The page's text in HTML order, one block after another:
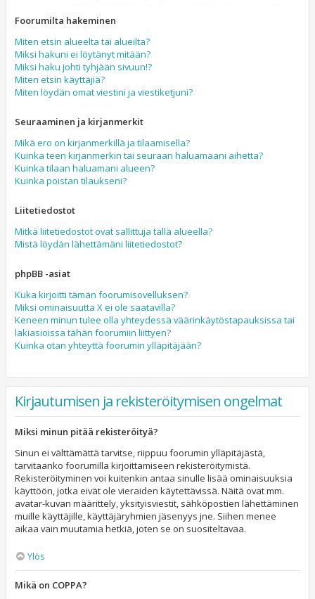
Foorumilta hakeminen
Miten etsin alueelta tai alueilta?
Miksi hakuni ei löytänyt mitään?
Miksi haku johti tyhjään sivuun!?
Miten etsin käyttäjiä?
Miten löydän omat viestini ja viestiketjuni?
Seuraaminen ja kirjanmerkit
Mikä ero on kirjanmerkillä ja tilaamisella?
Kuinka teen kirjanmerkin tai seuraan haluamaani aihetta?
Kuinka tilaan haluamani alueen?
Kuinka poistan tilaukseni?
Liitetiedostot
Mitkä liitetiedostot ovat sallittuja tällä alueella?
Mistä löydän lähettämäni liitetiedostot?
phpBB -asiat
Kuka kirjoitti tämän foorumisovelluksen?
Miksi ominaisuutta X ei ole saatavilla?
Keneen minun tulee olla yhteydessä väärinkäytöstapauksissa tai
lakiasioissa tähän foorumiin liittyen?
Kuinka otan yhteyttä foorumin ylläpitäjään?
Kirjautumisen ja rekisteröitymisen ongelmat
Miksi minun pitää rekisteröityä?
Sinun ei välttämättä tarvitse, riippuu foorumin ylläpitäjästä,
tarvitaanko foorumilla kirjoittamiseen rekisteröitymistä.
Rekisteröityminen voi kuitenkin antaa sinulle lisää ominaisuuksia
käyttöön, jotka eivät ole vieraiden käytettävissä. Näitä ovat mm.
avatar-kuvan määrittely, yksityisviestit, sähköpostien lähettäminen
muille käyttäjille, käyttäjäryhmien jäsenyys jne. Siihen menee
aikaa vain muutamia hetkiä, joten se on suositeltavaa.
Ylös
Mikä on COPPA?